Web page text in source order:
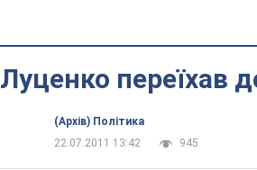
Луценко переїхав
(Архів) Політика
22.07.2011 13:42
945